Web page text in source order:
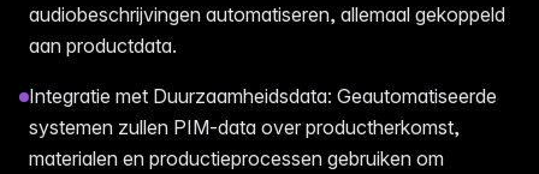
audiobeschrijvingen automatiseren, allemaal gekoppeld
aan productdata.
Integratie met Duurzaamheidsdata: Geautomatiseerde
systemen zullen PIM-data over productherkomst,
materialen en productieprocessen gebruiken om